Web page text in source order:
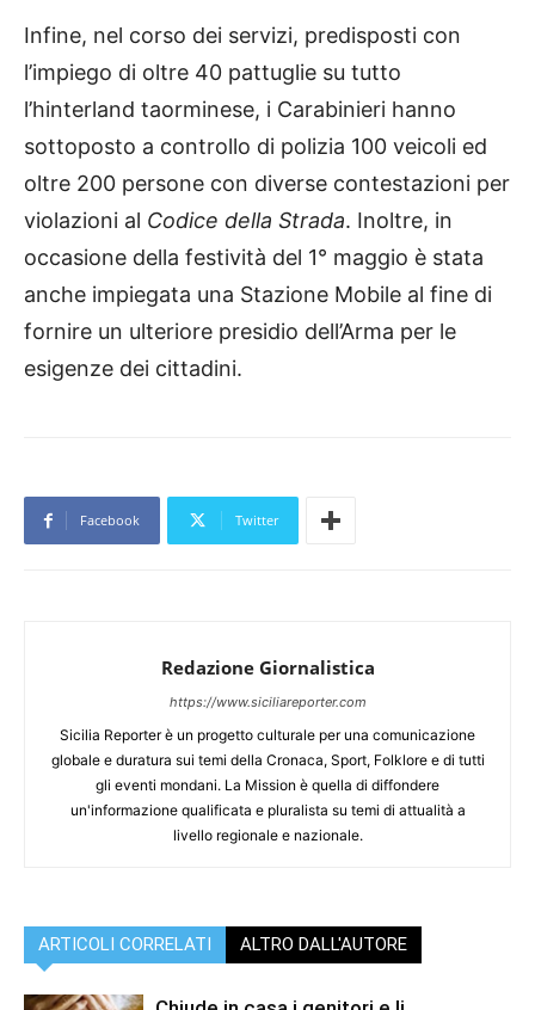
Infine, nel corso dei servizi, predisposti con
l’impiego di oltre 40 pattuglie su tutto
l’hinterland taorminese, i Carabinieri hanno
sottoposto a controllo di polizia 100 veicoli ed
oltre 200 persone con diverse contestazioni per
violazioni al Codice della Strada. Inoltre, in
occasione della festività del 1° maggio è stata
anche impiegata una Stazione Mobile al fine di
fornire un ulteriore presidio dell’Arma per le
esigenze dei cittadini.
Facebook Twitter
Redazione Giornalistica
https://www.siciliareporter.com
Sicilia Reporter è un progetto culturale per una comunicazione
globale e duratura sui temi della Cronaca, Sport, Folklore e di tutti
gli eventi mondani. La Mission è quella di diffondere
un'informazione qualificata e pluralista su temi di attualità a
livello regionale e nazionale.
ARTICOLI CORRELATI ALTRO DALL'AUTORE